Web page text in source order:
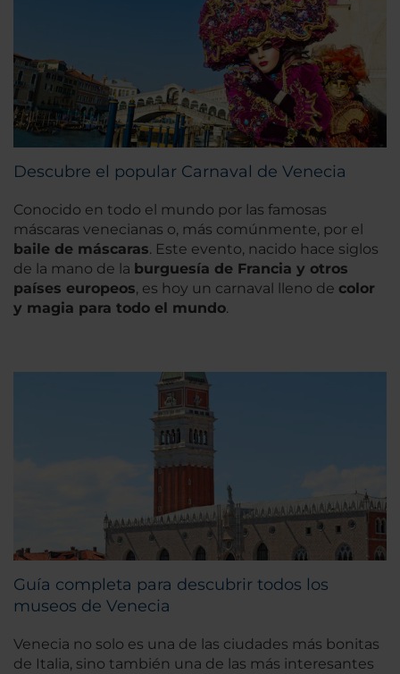
Descubre el popular Carnaval de Venecia
Conocido en todo el mundo por las famosas
máscaras venecianas o, más comúnmente, por el
baile de máscaras. Este evento, nacido hace siglos
de la mano de la burguesía de Francia y otros
países europeos, es hoy un carnaval lleno de color
y magia para todo el mundo.
Guía completa para descubrir todos los
museos de Venecia
Venecia no solo es una de las ciudades más bonitas
de Italia, sino también una de las más interesantes